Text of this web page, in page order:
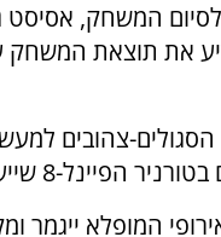
הראה 0.3 שניות לסיום
הסגולים-צהובים
שייערך בין ה-6 ל-9 במאי.
המופלא ייגמר